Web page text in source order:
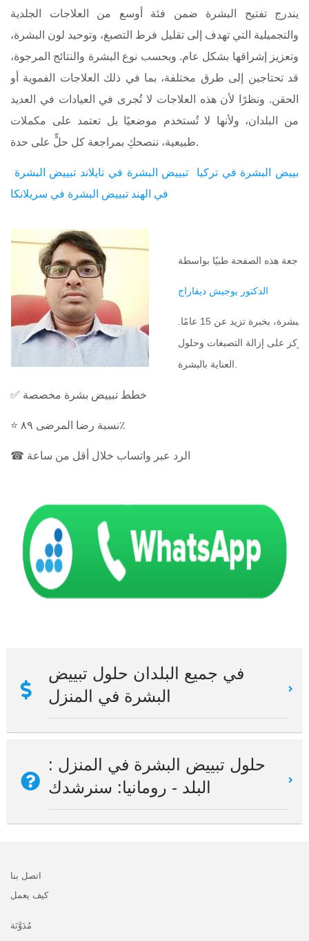
يندرج تفتيح البشرة ضمن فئة أوسع من العلاجات الجلدية
والتجميلية التي تهدف إلى تقليل فرط التصبغ، وتوحيد لون البشرة،
وتعزيز إشراقها بشكل عام. وبحسب نوع البشرة والنتائج المرجوة،
قد تحتاجين إلى طرق مختلفة، بما في ذلك العلاجات الفموية أو
الحقن. ونظرًا لأن هذه العلاجات لا تُجرى في العيادات في العديد
من البلدان، ولأنها لا تُستخدم موضعيًا بل تعتمد على مكملات
طبيعية، ننصحكِ بمراجعة كل حلٍّ على حدة.
بييض البشرة في تركيا تبييض البشرة في تايلاند تبييض البشرة
في الهند تبييض البشرة في سريلانكا
الدكتور يوجيش ديفاراج
طبيب أمراض جلدية متخصص في حلول تفتيح البشرة، بخبرة تزيد عن 15 عامًا.
على إزالة التصبغات وحلول
✅ خطط تبييض بشرة مخصصة
⭐ نسبة رضا المرضى ٨٩٪
☎ الرد عبر واتساب خلال أقل من ساعة
في جميع البلدان حلول تبييض
البشرة في المنزل
حلول تبييض البشرة في المنزل :
البلد - رومانيا: سنرشدك
اتصل بنا
كيف يعمل
مُدَوَّنَة